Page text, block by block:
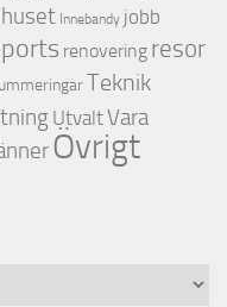
huset Innebandy jobb
renovering resor
Teknik
UtvaltVara
Övrigt